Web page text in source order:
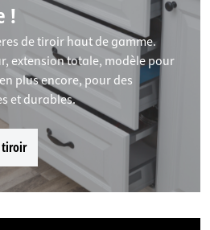
!
de tiroir haut de gamme.
extension totale, modèle pour
plus encore, pour des
et durables.
tiroir